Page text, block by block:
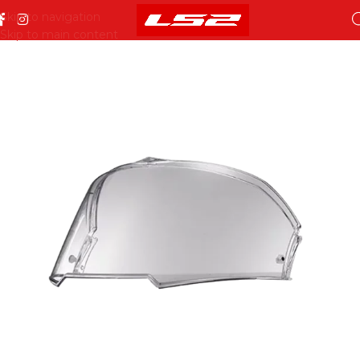
Skip to navigation
Skip to main content